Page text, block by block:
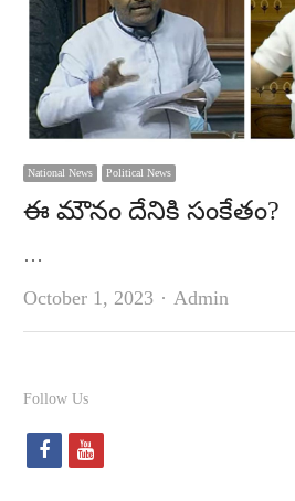
National News Political News
ఈ మౌనం దేనికి సంకేతం?
…
October 1, 2023
Author
Admin
Follow Us
f
y